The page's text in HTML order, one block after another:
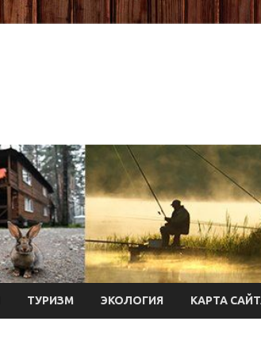
ТУРИЗМ ЭКОЛОГИЯ КАРТА